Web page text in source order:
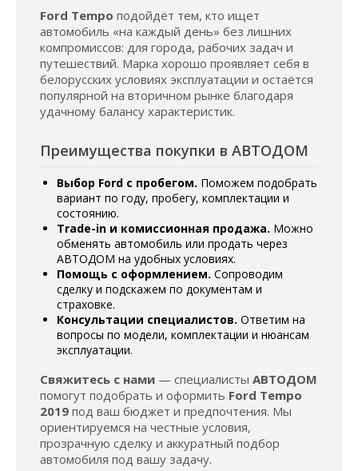
Ford Tempo подойдёт тем, кто ищет
автомобиль «на каждый день» без лишних
компромиссов: для города, рабочих задач и
путешествий. Марка хорошо проявляет себя в
белорусских условиях эксплуатации и остаётся
популярной на вторичном рынке благодаря
удачному балансу характеристик.
Преимущества покупки в АВТОДОМ
Выбор Ford с пробегом. Поможем подобрать
вариант по году, пробегу, комплектации и
состоянию.
Trade-in и комиссионная продажа. Можно
обменять автомобиль или продать через
АВТОДОМ на удобных условиях.
Помощь с оформлением. Сопроводим
сделку и подскажем по документам и
страховке.
Консультации специалистов. Ответим на
вопросы по модели, комплектации и нюансам
эксплуатации.
Свяжитесь с нами — специалисты АВТОДОМ
помогут подобрать и оформить Ford Tempo
2019 под ваш бюджет и предпочтения. Мы
ориентируемся на честные условия,
прозрачную сделку и аккуратный подбор
автомобиля под вашу задачу.